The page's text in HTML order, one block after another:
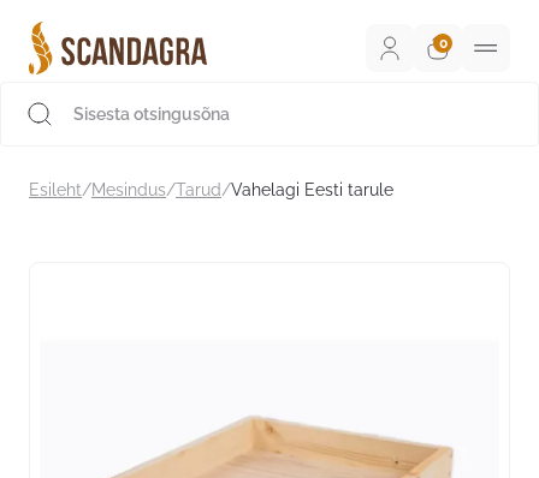
sisu
juurde
Esileht/Mesindus/Tarud/Vahelagi Eesti tarule